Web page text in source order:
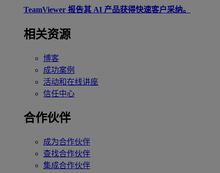
TeamViewer 报告其 AI 产品获得快速客户采纳。
相关资源
博客
成功案例
活动和在线讲座
信任中心
合作伙伴
成为合作伙伴
查找合作伙伴
集成合作伙伴